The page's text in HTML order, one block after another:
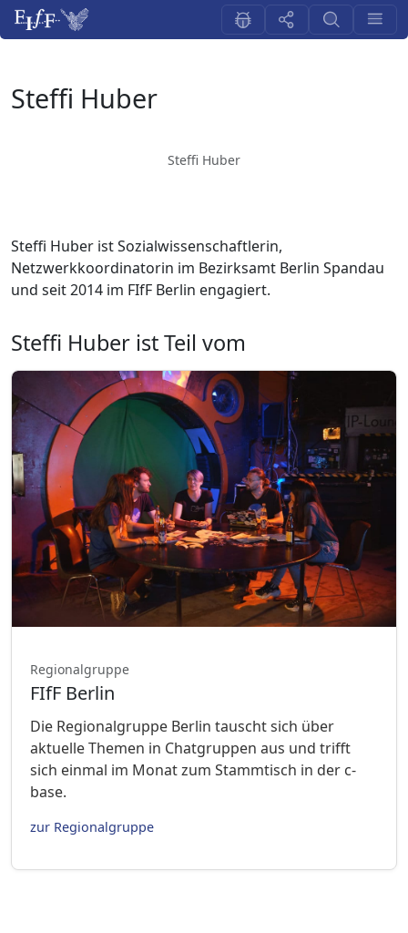
Steffi Huber
Steffi Huber
Steffi Huber ist Sozialwissenschaftlerin,
Netzwerkkoordinatorin im Bezirksamt Berlin Spandau
und seit 2014 im FIfF Berlin engagiert.
Steffi Huber ist Teil vom
Regionalgruppe
FIfF Berlin
Die Regionalgruppe Berlin tauscht sich über
aktuelle Themen in Chatgruppen aus und trifft
sich einmal im Monat zum Stammtisch in der c-
base.
zur Regionalgruppe